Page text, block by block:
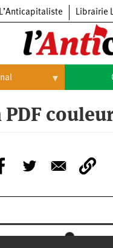
L’Anticapitaliste Librairie
PDF